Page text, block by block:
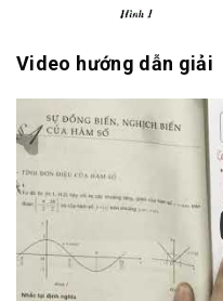
Video hướng dẫn giải